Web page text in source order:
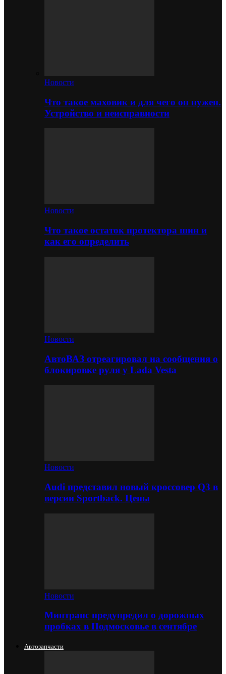
Новости
Что такое маховик и для чего он нужен.
Устройство и неисправности
Новости
Что такое остаток протектора шин и
как его определить
Новости
АвтоВАЗ отреагировал на сообщения о
блокировке руля у Lada Vesta
Новости
Audi представил новый кроссовер Q3 в
версии Sportback. Цены
Новости
Минтранс предупредил о дорожных
пробках в Подмосковье в сентябре
Автозапчасти